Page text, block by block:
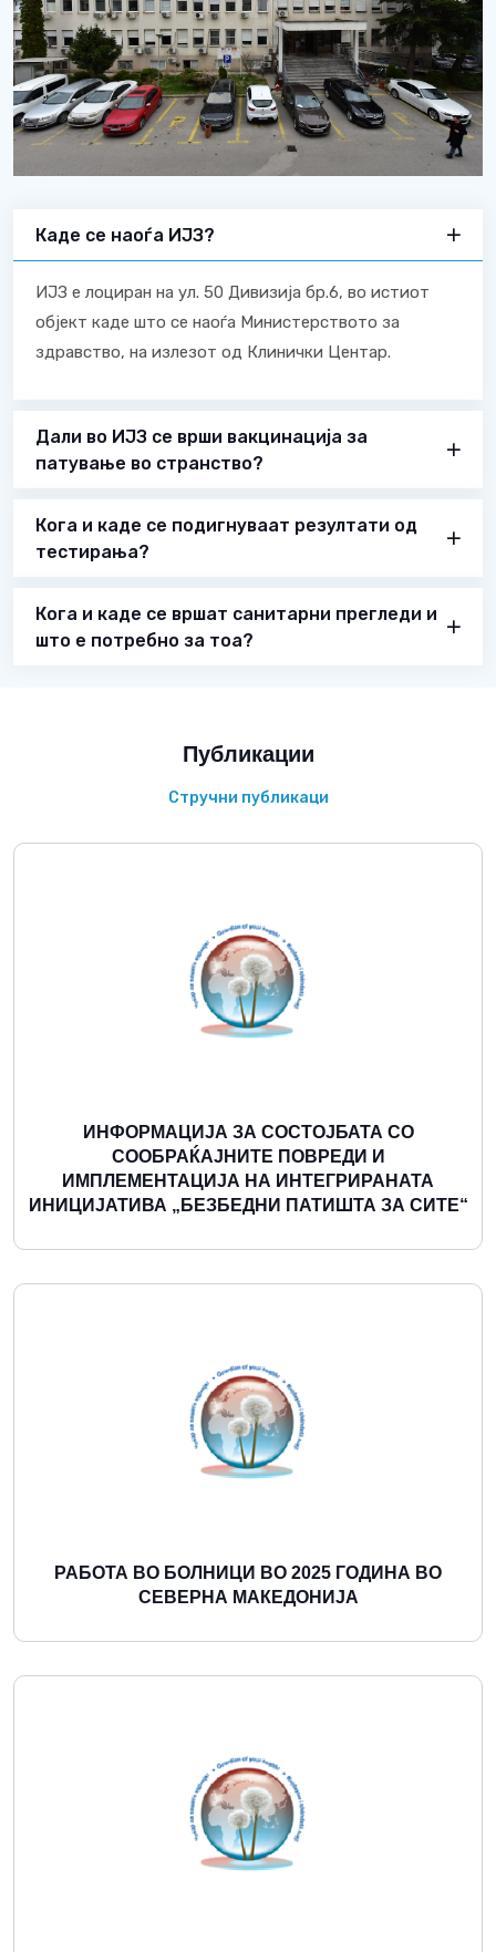
Каде се наоѓа ИЈЗ?
ИЈЗ е лоциран на ул. 50 Дивизија бр.6, во истиот
објект каде што се наоѓа Министерството за
здравство, на излезот од Клинички Центар.
Дали во ИЈЗ се врши вакцинација за
патување во странство?
Кога и каде се подигнуваат резултати од
тестирања?
Кога и каде се вршат санитарни прегледи и
што е потребно за тоа?
Публикации
Стручни публикаци
ИНФОРМАЦИЈА ЗА СОСТОЈБАТА СО
СООБРАЌАЈНИТЕ ПОВРЕДИ И
ИМПЛЕМЕНТАЦИЈА НА ИНТЕГРИРАНАТА
ИНИЦИЈАТИВА „БЕЗБЕДНИ ПАТИШТА ЗА СИТЕ“
Повеќе
РАБОТА ВО БОЛНИЦИ ВО 2025 ГОДИНА ВО
СЕВЕРНА МАКЕДОНИЈА
Повеќе